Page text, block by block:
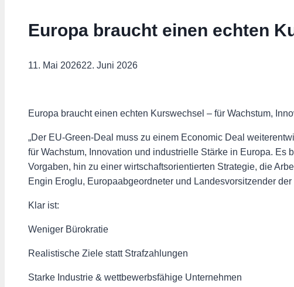
Europa braucht einen echten
11. Mai 202622. Juni 2026
Europa braucht einen echten Kurswechsel – für Wachstum,
„Der EU-Green-Deal muss zu einem Economic Deal
für Wachstum, Innovation und industrielle Stärke in Europa.
Vorgaben, hin zu einer wirtschaftsorientierten Strategie, die
Engin Eroglu, Europaabgeordneter und Landesvorsitzender
Klar ist:
Weniger Bürokratie
Realistische Ziele statt Strafzahlungen
Starke Industrie & wettbewerbsfähige Unternehmen